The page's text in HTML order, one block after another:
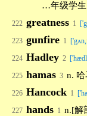
…年级学生
222 greatness 1
223 gunfire 1
224 Hadley 2
225 hamas 3 n. 哈
226 Hancock 1
227 hands 1 n.[解